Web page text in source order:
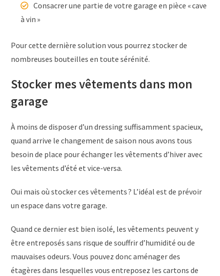
Consacrer une partie de votre garage en pièce « cave
à vin »
Pour cette dernière solution vous pourrez stocker de
nombreuses bouteilles en toute sérénité.
Stocker mes vêtements dans mon
garage
À moins de disposer d’un dressing suffisamment spacieux,
quand arrive le changement de saison nous avons tous
besoin de place pour échanger les vêtements d’hiver avec
les vêtements d’été et vice-versa.
Oui mais où stocker ces vêtements ? L’idéal est de prévoir
un espace dans votre garage.
Quand ce dernier est bien isolé, les vêtements peuvent y
être entreposés sans risque de souffrir d’humidité ou de
mauvaises odeurs. Vous pouvez donc aménager des
étagères dans lesquelles vous entreposez les cartons de